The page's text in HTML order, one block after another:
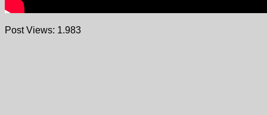
Post Views: 1.983